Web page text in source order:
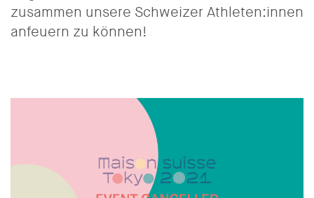
zusammen unsere Schweizer Athleten:innen
anfeuern zu können!